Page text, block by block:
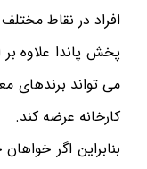
افراد در نقاط
پخش پاندا علاوه
می تواند برندهای
کارخانه عرضه کند.
بنابراین اگر